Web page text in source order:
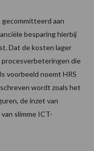
aan
besparing hierbij
Dat de kosten lager
die
voorbeeld noemt HRS
wordt zoals het
de inzet van
slimme ICT-